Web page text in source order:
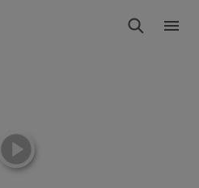
Search
playicon